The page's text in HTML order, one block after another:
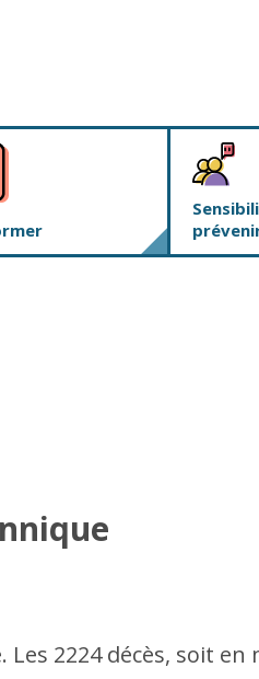
2224 décès, soit en